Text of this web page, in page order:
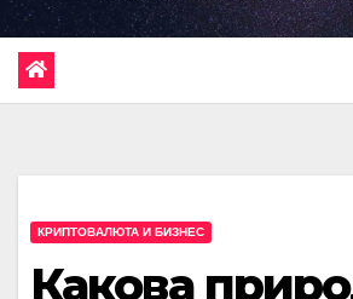
КРИПТОВАЛЮТА И БИЗНЕС
Какова